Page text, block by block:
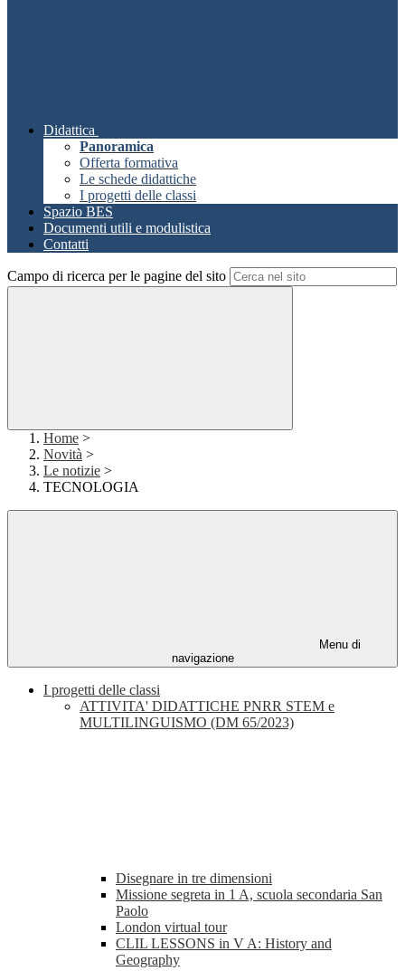
Didattica
Panoramica
Offerta formativa
Le schede didattiche
I progetti delle classi
Spazio BES
Documenti utili e modulistica
Contatti
Campo di ricerca per le pagine del sito
Home >
Novità >
Le notizie >
TECNOLOGIA
Menu di
navigazione
I progetti delle classi
ATTIVITA' DIDATTICHE PNRR STEM e
MULTILINGUISMO (DM 65/2023)
Disegnare in tre dimensioni
Missione segreta in 1 A, scuola secondaria San
Paolo
London virtual tour
CLIL LESSONS in V A: History and
Geography